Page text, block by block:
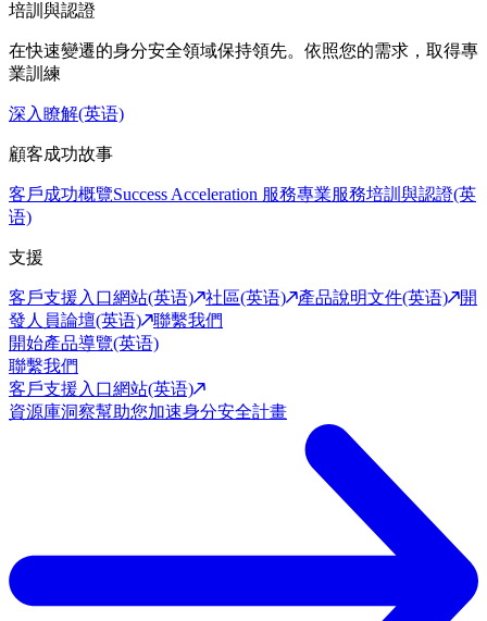
培訓與認證
在快速變遷的身分安全領域保持領先。依照您的需求，取得專
業訓練
深入瞭解(英语)
顧客成功故事
客戶成功概覽Success Acceleration 服務專業服務培訓與認證(英
语)
支援
客戶支援入口網站(英语) 社區(英语) 產品說明文件(英语)
開
發人員論壇(英语)
聯繫我們
開始產品導覽(英语)
聯繫我們
客戶支援入口網站(英语)
資源庫洞察幫助您加速身分安全計畫